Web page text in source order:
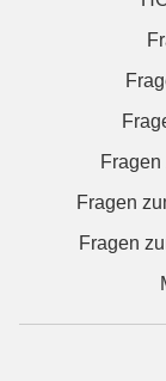
Fragen
Fragen